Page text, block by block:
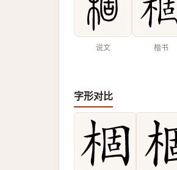
说文 楷书
字形对比